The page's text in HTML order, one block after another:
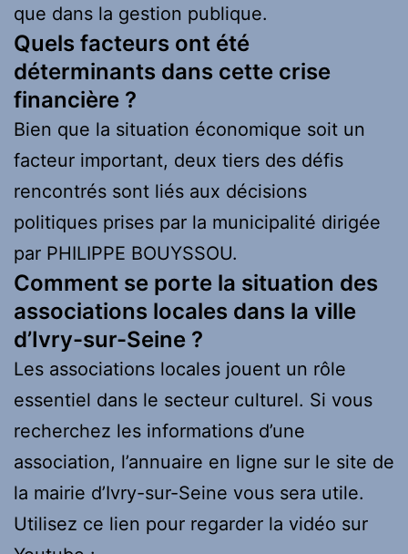
que dans la gestion publique.
Quels facteurs ont été
déterminants dans cette crise
financière ?
Bien que la situation économique soit un
facteur important, deux tiers des défis
rencontrés sont liés aux décisions
politiques prises par la municipalité dirigée
par PHILIPPE BOUYSSOU.
Comment se porte la situation des
associations locales dans la ville
d’Ivry-sur-Seine ?
Les associations locales jouent un rôle
essentiel dans le secteur culturel. Si vous
recherchez les informations d’une
association, l’annuaire en ligne sur le site de
la mairie d’Ivry-sur-Seine vous sera utile.
Utilisez ce lien pour regarder la vidéo sur